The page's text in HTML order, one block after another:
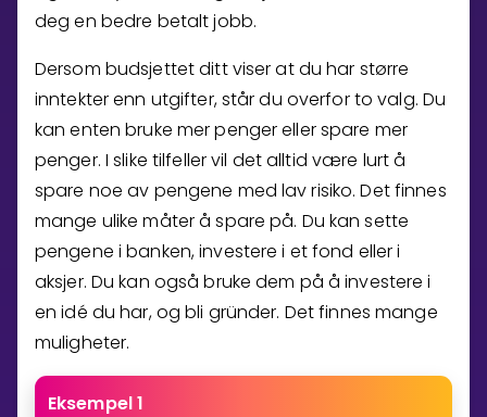
Logg inn
deg en bedre betalt jobb.
Dersom budsjettet ditt viser at du har større
inntekter enn utgifter, står du overfor to valg. Du
kan enten bruke mer penger eller spare mer
penger. I slike tilfeller vil det alltid være lurt å
spare noe av pengene med lav risiko. Det finnes
mange ulike måter å spare på. Du kan sette
pengene i banken, investere i et fond eller i
aksjer. Du kan også bruke dem på å investere i
en idé du har, og bli gründer. Det finnes mange
muligheter.
Eksempel 1